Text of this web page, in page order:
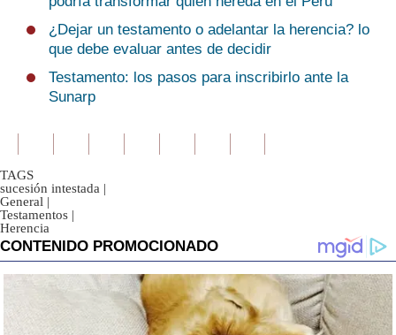
¿Dejar un testamento o adelantar la herencia? lo
que debe evaluar antes de decidir
Testamento: los pasos para inscribirlo ante la
Sunarp
TAGS
sucesión intestada |
General |
Testamentos |
Herencia